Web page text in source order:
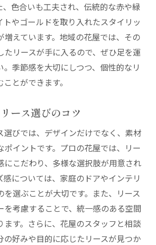
、色合いも工夫され、伝統的な赤や緑
トやゴールドを取り入れたスタイリッ
増えています。地域の花屋では、その
たリースが手に入るので、ぜひ足を運
。季節感を大切にしつつ、個性的なリ
とができます。
ース選びのコツ
選びでは、デザインだけでなく、素材
ポイントです。プロの花屋では、リー
にこだわり、多様な選択肢が用意され
感については、家庭のドアやインテリ
を選ぶことが大切です。また、リース
を考慮することで、統一感のある空間
ます。さらに、花屋のスタッフと相談
の好みや目的に応じたリースが見つか